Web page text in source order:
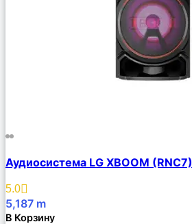
Описание
Избранное
Аудиосистема LG XBOOM (RNC7)
5.0
5,187 m
В Корзину